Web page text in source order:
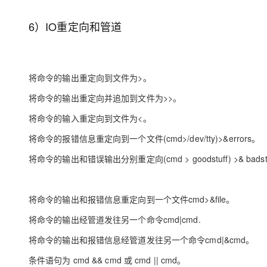
6）IO重定向和管道
将命令的输出重定向到文件为>。
将命令的输出重定向并追加到文件为>>。
将命令的输入重定向到文件为<。
将命令的报错信息重定向到一个文件(cmd>/dev/tty)>&errors。
将命令的输出和错误输出分别重定向(cmd > goodstuff) >&
将命令的输出和报错信息重定向到一个文件cmd>&file。
将命令的输出经管道发往另一个命令cmd|cmd.
将命令的输出和报错信息经管道发往另一个命令cmd|&cmd。
条件语句为 cmd && cmd 或 cmd || cmd。